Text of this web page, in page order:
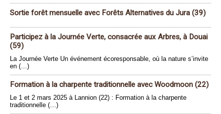
Sortie forêt mensuelle avec Forêts Alternatives du Jura (39)
Participez à la Journée Verte, consacrée aux Arbres, à Douai
(59)
La Journée Verte Un événement écoresponsable, où la nature s’invite
en (…)
Formation à la charpente traditionnelle avec Woodmoon (22)
Le 1 et 2 mars 2025 à Lannion (22) : Formation à la charpente
traditionnelle (…)